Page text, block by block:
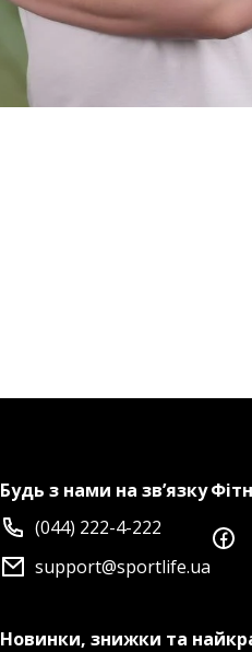
Будь з нами на зв’язку
(044) 222-4-222
support@sportlife.ua
Новинки, знижки та